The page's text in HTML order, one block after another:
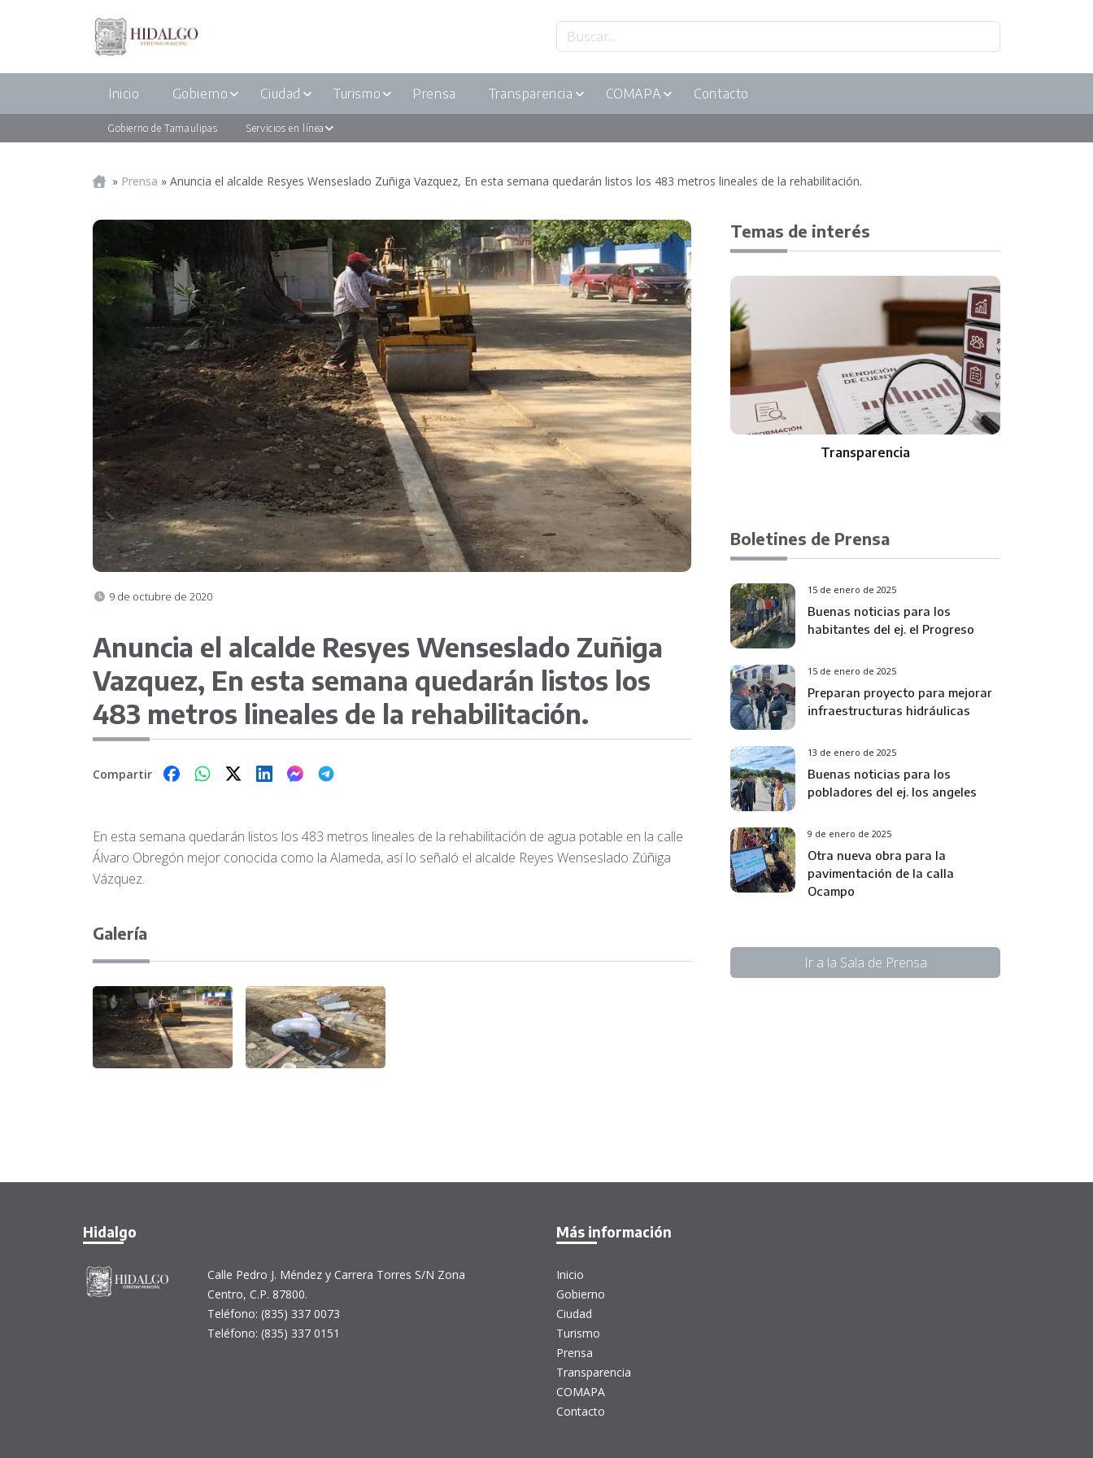
Inicio Gobierno Ciudad Turismo Prensa Transparencia COMAPA Contacto
Gobierno de Tamaulipas Servicios en línea
Portada
» Prensa » Anuncia el alcalde Resyes Wenseslado Zuñiga Vazquez, En esta semana quedarán listos los 483 metros lineales de la rehabilitación.
9 de octubre de 2020
Anuncia el alcalde Resyes Wenseslado Zuñiga
Vazquez, En esta semana quedarán listos los
483 metros lineales de la rehabilitación.
Compartir
En esta semana quedarán listos los 483 metros lineales de la rehabilitación de agua potable en la calle
Álvaro Obregón mejor conocida como la Alameda, así lo señaló el alcalde Reyes Wenseslado Zúñiga
Vázquez.
Galería
Temas de interés
Contacto
Boletines de Prensa
15 de enero de 2025
Buenas noticias para los
habitantes del ej. el Progreso
15 de enero de 2025
Preparan proyecto para mejorar
infraestructuras hidráulicas
13 de enero de 2025
Buenas noticias para los
pobladores del ej. los angeles
9 de enero de 2025
Otra nueva obra para la
pavimentación de la calla
Ocampo
Ir a la Sala de Prensa
Hidalgo
Calle Pedro J. Méndez y Carrera Torres S/N Zona
Centro, C.P. 87800.
Teléfono: (835) 337 0073
Teléfono: (835) 337 0151
Más información
Inicio
Gobierno
Ciudad
Turismo
Prensa
Transparencia
COMAPA
Contacto